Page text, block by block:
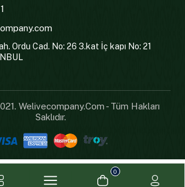
Ordu Cad. No: 26 3.kat İç kapı No: 21
Welivecompany.com - Tüm Hakları
Saklıdır.
0